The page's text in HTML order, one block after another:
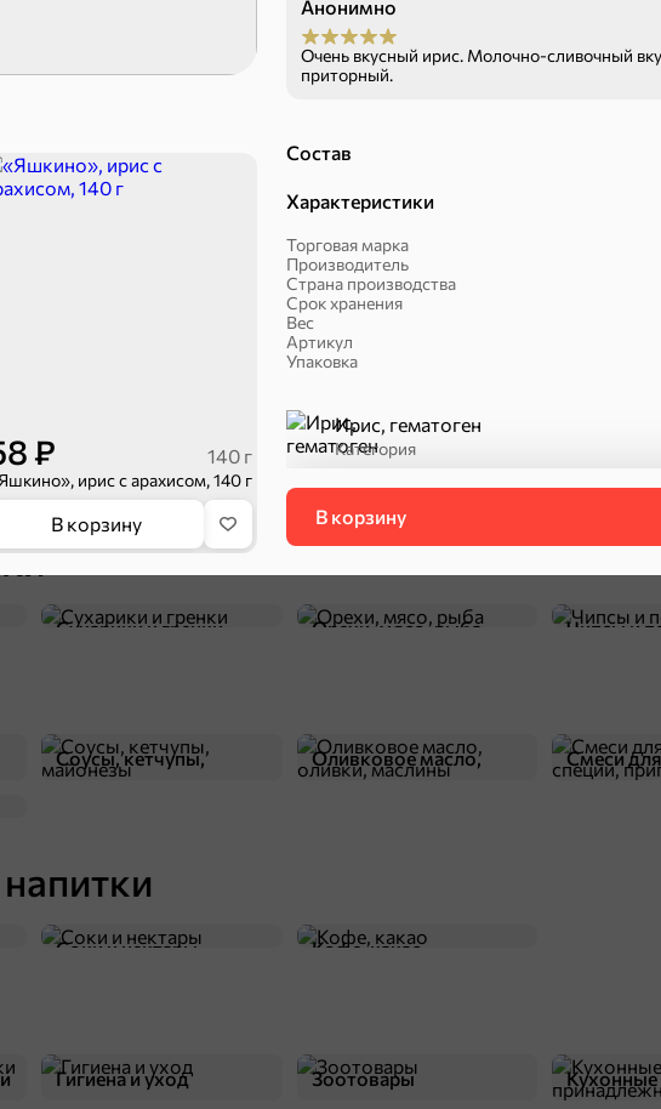
₽ 140 г
ирис с арахисом, 140 г
В корзину
Анонимно
Очень вкусный ирис. Молочно-сливочный
приторный.
Состав
Характеристики
Торговая марка
Производитель
Страна производства
Срок хранения
Вес
Артикул
Упаковка
Ирис, гематоген
Категория
В корзину
Круассаны
Халва, козинаки
Сухарики и гренки Орехи, мясо, рыба Чипсы и
Соусы, кетчупы,
Оливковое масло,
оливки, маслины
Смеси
специи,
Соки и нектары Кофе, какао
Гигиена и уход Зоотовары
Кухонные